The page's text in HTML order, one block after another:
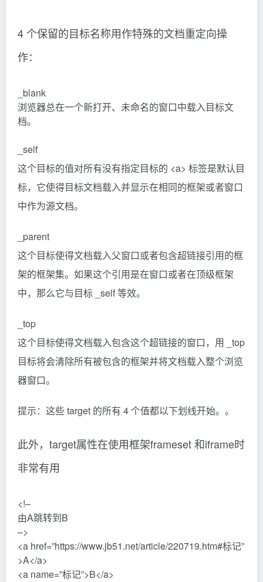
4 个保留的目标名称用作特殊的文档重定向操
作：
_blank
浏览器总在一个新打开、未命名的窗口中载入目标文
档。
_self
这个目标的值对所有没有指定目标的 <a> 标签是默认目
标，它使得目标文档载入并显示在相同的框架或者窗口
中作为源文档。
_parent
这个目标使得文档载入父窗口或者包含超链接引用的框
架的框架集。如果这个引用是在窗口或者在顶级框架
中，那么它与目标 _self 等效。
_top
这个目标使得文档载入包含这个超链接的窗口，用 _top
目标将会清除所有被包含的框架并将文档载入整个浏览
器窗口。
提示：这些 target 的所有 4 个值都以下划线开始。。
此外，target属性在使用框架frameset 和iframe时
非常有用
<!–
由A跳转到B
–>
<a href=”https://www.jb51.net/article/220719.htm#标记”
>A</a>
<a name=”标记”>B</a>